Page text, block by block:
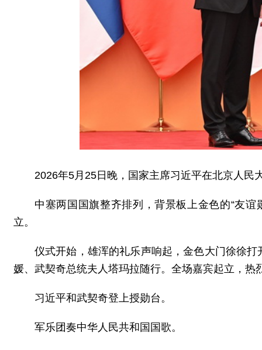
2026年5月25日晚，国家主席习近平在北京人民
中塞两国国旗整齐排列，背景板上金色的“友
立。
仪式开始，雄浑的礼乐声响起，金色大门徐徐
媛、武契奇总统夫人塔玛拉随行。全场嘉宾起立，热
习近平和武契奇登上授勋台。
军乐团奏中华人民共和国国歌。